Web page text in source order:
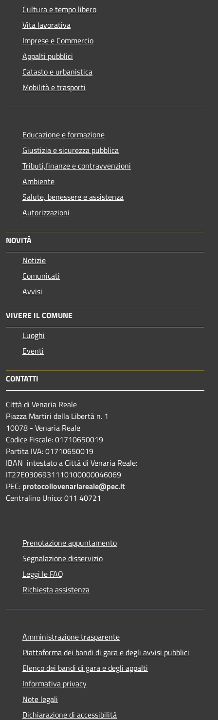
Cultura e tempo libero
Vita lavorativa
Imprese e Commercio
Appalti pubblici
Catasto e urbanistica
Mobilità e trasporti
Educazione e formazione
Giustizia e sicurezza pubblica
Tributi,finanze e contravvenzioni
Ambiente
Salute, benessere e assistenza
Autorizzazioni
NOVITÀ
Notizie
Comunicati
Avvisi
VIVERE IL COMUNE
Luoghi
Eventi
CONTATTI
Città di Venaria Reale
Piazza Martiri della Libertà n. 1
10078 - Venaria Reale
Codice Fiscale: 01710650019
Partita IVA: 01710650019
IBAN intestato a Città di Venaria Reale:
IT27E0306931110100000046069
PEC: protocollovenariareale@pec.it
Centralino Unico: 011 40721
Prenotazione appuntamento
Segnalazione disservizio
Leggi le FAQ
Richiesta assistenza
Amministrazione trasparente
Piattaforma dei bandi di gara e degli avvisi pubblici
Elenco dei bandi di gara e degli appalti
Informativa privacy
Note legali
Dichiarazione di accessibilità